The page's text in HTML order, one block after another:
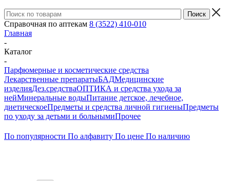
Справочная по аптекам 8 (3522) 410-010
Главная
-
Каталог
-
Парфюмерные и косметические средства
Лекарственные препаратыБАДМедицинские
изделияДез.средстваОПТИКА и средства ухода за
нейМинеральные водыПитание детское, лечебное,
диетическоеПредметы и средства личной гигиеныПредметы
по уходу за детьми и больнымиПрочее
По популярности По алфавиту По цене По наличию